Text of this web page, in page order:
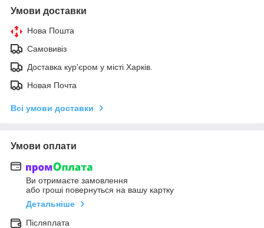
Умови доставки
Нова Пошта
Самовивіз
Доставка кур'єром у місті Харків.
Новая Почта
Всі умови доставки
Умови оплати
Ви отримаєте замовлення
або гроші повернуться на вашу картку
Детальніше
Післяплата